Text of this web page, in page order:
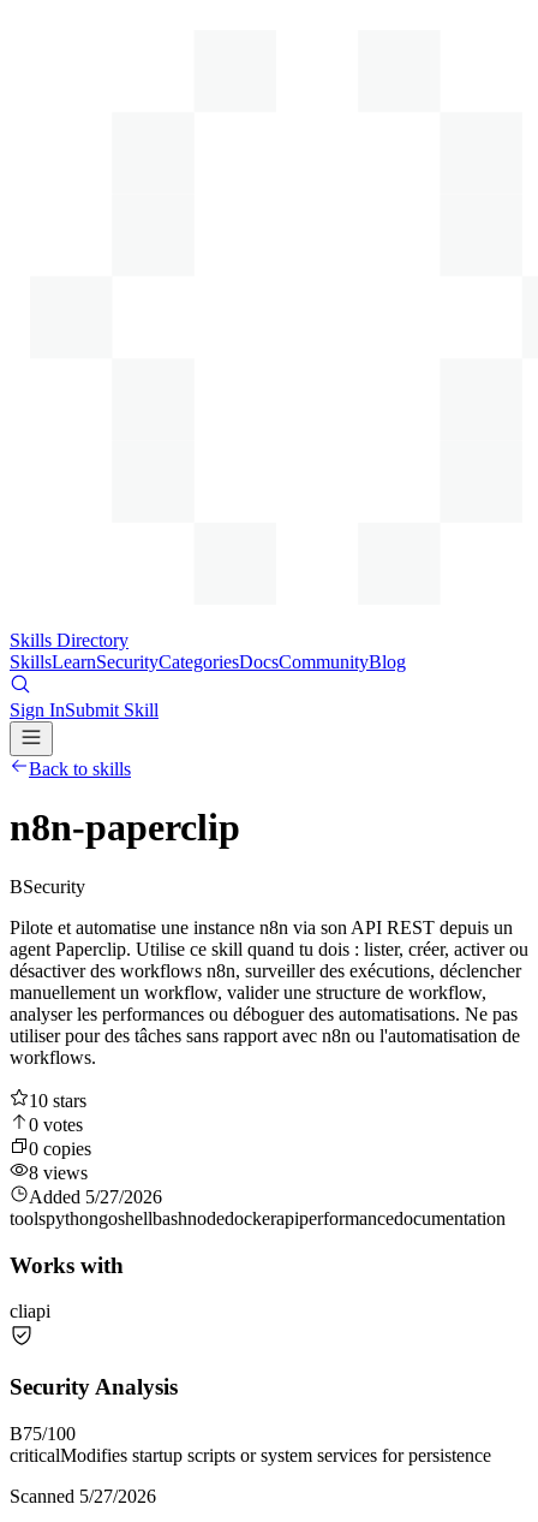
Skills Directory
SkillsLearnSecurityCategoriesDocsCommunityBlog
Sign InSubmit Skill
Back to skills
n8n-paperclip
BSecurity
Pilote et automatise une instance n8n via son API REST depuis un
agent Paperclip. Utilise ce skill quand tu dois : lister, créer, activer ou
désactiver des workflows n8n, surveiller des exécutions, déclencher
manuellement un workflow, valider une structure de workflow,
analyser les performances ou déboguer des automatisations. Ne pas
utiliser pour des tâches sans rapport avec n8n ou l'automatisation de
workflows.
10 stars
0 votes
0 copies
8 views
Added 5/27/2026
toolspythongoshellbashnodedockerapiperformancedocumentation
Works with
cliapi
Security Analysis
B75/100
criticalModifies startup scripts or system services for persistence
Scanned 5/27/2026